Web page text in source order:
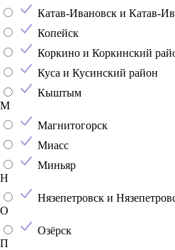
Катав-Ивановск и Катав-
Копейск
Коркино и Коркинский
Куса и Кусинский район
Кыштым
М
Магнитогорск
Миасс
Миньяр
Н
Нязепетровск и
О
Озёрск
П